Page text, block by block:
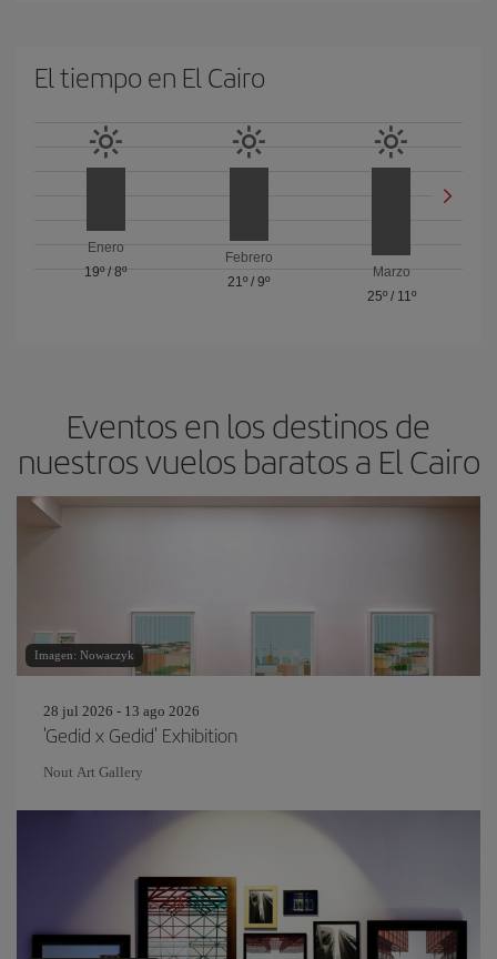
El tiempo en El Cairo
Enero
19º/8º
Febrero
21º / 9º
Marzo
25º/ 11º
Eventos en los destinos de
nuestros vuelos baratos a El Cairo
Imagen: Nowaczyk
28 jul 2026 - 13 ago 2026
'Gedid x Gedid' Exhibition
Nout Art Gallery